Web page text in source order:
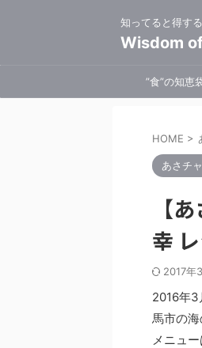
知ってると得す
Wisdom
”食”の知恵
HOME >
あさチ
【
幸
2017年
2016年3
馬市の海
メニュ